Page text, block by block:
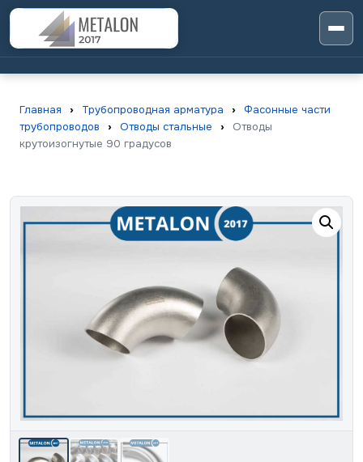
Главная › Трубопроводная арматура ›
Фасонные части
трубопроводов
› Отводы стальные ›
Отводы
крутоизогнутые 90 градусов